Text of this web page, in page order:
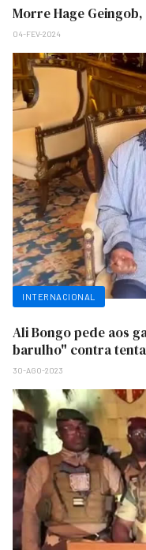
Morre Hage
04-FEV-2024
INTERNACIONAL
Ali Bongo pede aos
barulho" contra
30-AGO-2023